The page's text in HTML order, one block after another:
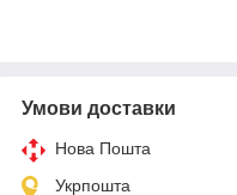
Умови доставки
Нова Пошта
Укрпошта